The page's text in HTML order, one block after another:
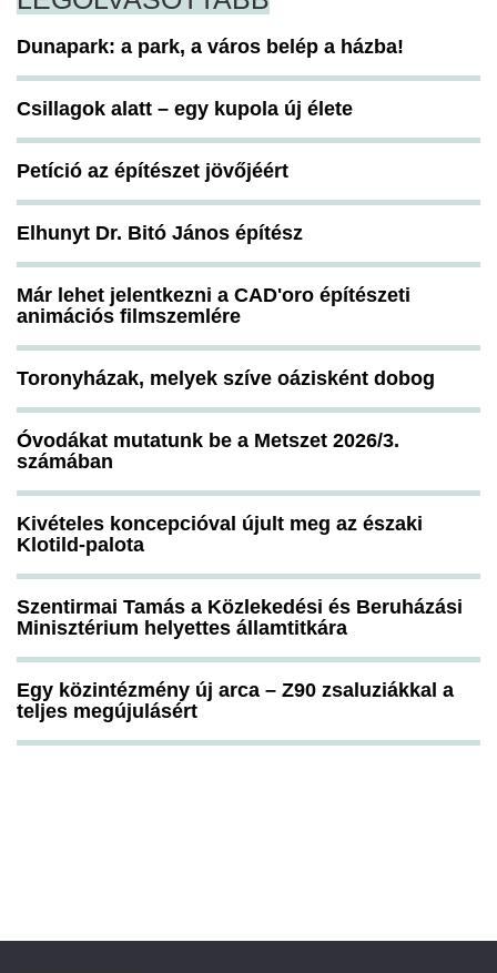
Dunapark: a park, a város belép a házba!
Csillagok alatt – egy kupola új élete
Petíció az építészet jövőjéért
Elhunyt Dr. Bitó János építész
Már lehet jelentkezni a CAD'oro építészeti
animációs filmszemlére
Toronyházak, melyek szíve oázisként dobog
Óvodákat mutatunk be a Metszet 2026/3.
számában
Kivételes koncepcióval újult meg az északi
Klotild-palota
Szentirmai Tamás a Közlekedési és Beruházási
Minisztérium helyettes államtitkára
Egy közintézmény új arca – Z90 zsaluziákkal a
teljes megújulásért